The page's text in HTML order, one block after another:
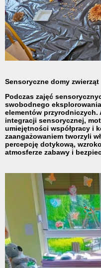
Sensoryczne domy zwierząt
Podczas zajęć
swobodnego
elementów przyrodniczych.
integracji sensorycznej,
umiejętności współpracy i
zaangażowaniem tworzyli
percepcję dotykową,
atmosferze zabawy i